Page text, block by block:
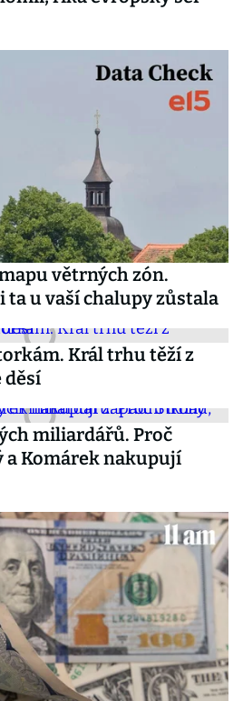
větrných zón.
ta u vaší chalupy zůstala
Král trhu těží z
miliardářů. Proč
a Komárek nakupují